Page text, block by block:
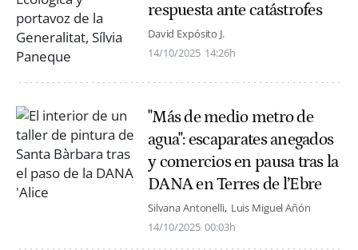
respuesta ante catástrofes
David Expósito J.
14/10/2025 14:26h
"Más de medio metro de
agua": escaparates anegados
y comercios en pausa tras la
DANA en Terres de l’Ebre
Silvana Antonelli Luis Miguel Añón
14/10/2025 00:03h